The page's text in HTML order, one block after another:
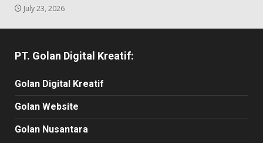
July 23, 2026
PT. Golan Digital Kreatif:
Golan Digital Kreatif
Golan Website
Golan Nusantara